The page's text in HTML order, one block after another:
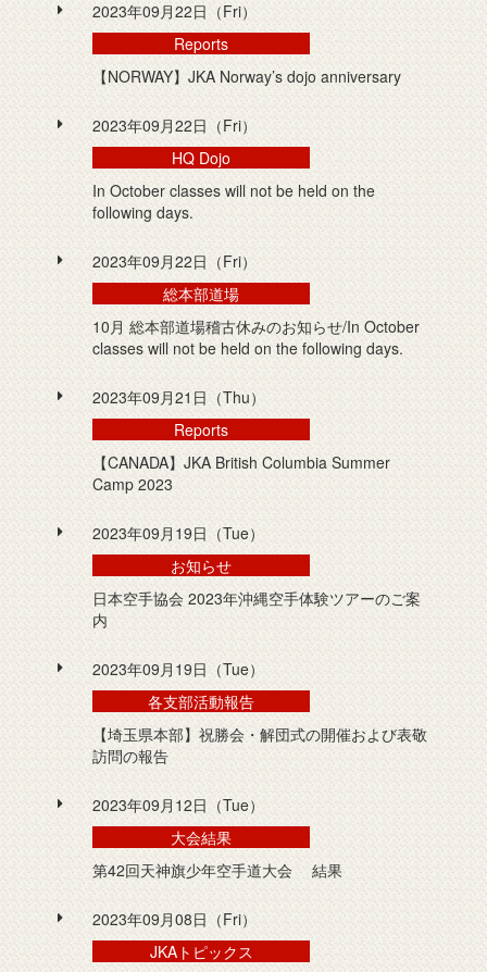
2023年09月22日（Fri）
Reports
【NORWAY】JKA Norway’s dojo anniversary
2023年09月22日（Fri）
HQ Dojo
In October classes will not be held on the
following days.
2023年09月22日（Fri）
総本部道場
10月 総本部道場稽古休みのお知らせ/In October
classes will not be held on the following days.
2023年09月21日（Thu）
Reports
【CANADA】JKA British Columbia Summer
Camp 2023
2023年09月19日（Tue）
お知らせ
日本空手協会 2023年沖縄空手体験ツアーのご案
内
2023年09月19日（Tue）
各支部活動報告
【埼玉県本部】祝勝会・解団式の開催および表敬
訪問の報告
2023年09月12日（Tue）
大会結果
第42回天神旗少年空手道大会 結果
2023年09月08日（Fri）
JKAトピックス